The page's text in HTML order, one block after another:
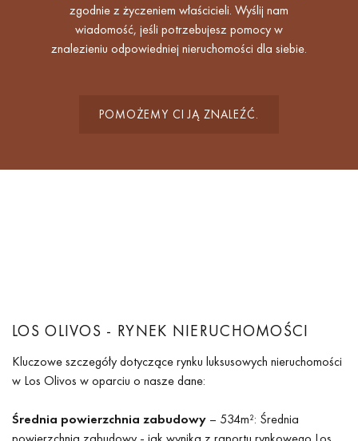
zgodnie z życzeniem właścicieli. Wyślij nam
wiadomość, jeśli potrzebujesz pomocy w
znalezieniu odpowiedniej nieruchomości dla siebie.
POMOŻEMY CI JĄ ZNALEŹĆ.
LOS OLIVOS - RYNEK NIERUCHOMOŚCI
Kluczowe szczegóły dotyczące rynku luksusowych nieruchomości
w Los Olivos w oparciu o nasze dane:
Średnia powierzchnia zabudowy – 534m²: Średnia